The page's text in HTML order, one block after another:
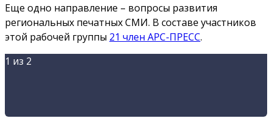
Еще одно направление ­– вопросы развития
региональных печатных СМИ. В составе участников
этой рабочей группы 21 член АРС-ПРЕСС.
1 из 2